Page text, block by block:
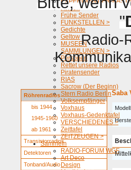
Firmen
Frühe Sender
FUNKSTELLEN >
Gedichte
Geltow
MUSEEN
SAMMLUNGEN >
Personen
Rettet unsere Radios
Piratensender
RIAS
Sacrow (Der Beginn)
Stern Radio Berlin
Volksempfänger
Voxhaus
Voxhaus-Gedenktafel
VERSCHIEDENES >
Zeittafel
ZEITZEUGEN >
Sammeln
RADIO-FORUM WGF
Art Deco
Design
"
Radio-
Röhrenradios
bis 1944
1945-1960
ab 1961
Transistorradios
Detektoren
Tonband/Audio
Saba
Modell: